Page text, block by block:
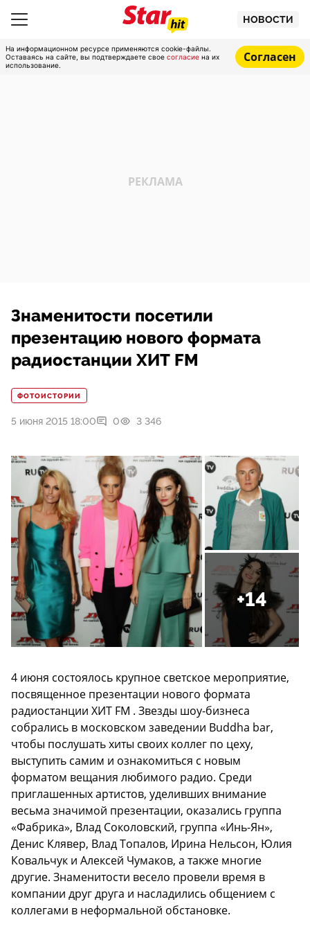
НОВОСТИ
На информационном ресурсе применяются cookie-файлы.
Оставаясь на сайте, вы подтверждаете свое согласие на их
использование.
Согласен
Знаменитости посетили
презентацию нового формата
радиостанции ХИТ FM
ФОТОИСТОРИИ
5 июня 2015 18:00 0 3 346
+14
4 июня состоялось крупное светское мероприятие,
посвященное презентации нового формата
радиостанции ХИТ FM . Звезды шоу-бизнеса
собрались в московском заведении Buddha bar,
чтобы послушать хиты своих коллег по цеху,
выступить самим и ознакомиться с новым
форматом вещания любимого радио. Среди
приглашенных артистов, уделивших внимание
весьма значимой презентации, оказались группа
«Фабрика», Влад Соколовский, группа «Инь-Ян»,
Денис Клявер, Влад Топалов, Ирина Нельсон, Юлия
Ковальчук и Алексей Чумаков, а также многие
другие. Знаменитости весело провели время в
компании друг друга и насладились общением с
коллегами в неформальной обстановке.